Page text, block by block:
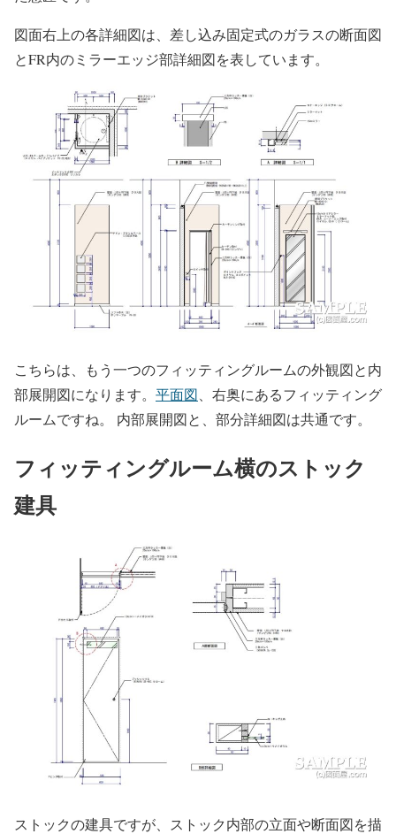
図面右上の各詳細図は、差し込み固定式のガラスの断面図
とFR内のミラーエッジ部詳細図を表しています。
こちらは、もう一つのフィッティングルームの外観図と内
部展開図になります。 平面図 、右奥にあるフィッティング
ルームですね。 内部展開図と、部分詳細図は共通です。
フィッティングルーム横のストック
建具
ストックの建具ですが、ストック内部の立面や断面図を描